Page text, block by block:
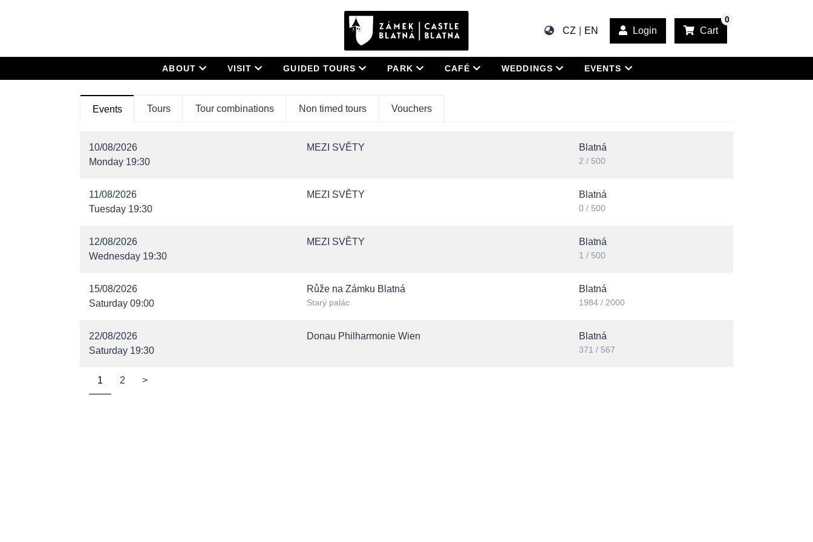
CZ EN Login Cart
0
ABOUT VISIT GUIDED TOURS PARK CAFÉ WEDDINGS EVENTS
Events Tours Tour combinations Non timed tours Vouchers
10/08/2026
Monday 19:30
MEZI SVĚTY Blatná
2 / 500
11/08/2026
Tuesday 19:30
MEZI SVĚTY Blatná
0 / 500
12/08/2026
Wednesday 19:30
MEZI SVĚTY Blatná
1 / 500
15/08/2026
Saturday 09:00
Růže na Zámku Blatná
Starý palác
Blatná
1984 / 2000
22/08/2026
Saturday 19:30
Donau Philharmonie Wien Blatná
371 / 567
1 2 >